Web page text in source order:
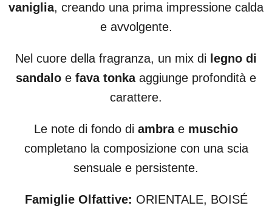
vaniglia, creando una prima impressione calda
e avvolgente.
Nel cuore della fragranza, un mix di legno di
sandalo e fava tonkaaggiunge profondità e
carattere.
Le note di fondo di ambrae muschio
completano la composizione con una scia
sensuale e persistente.
Famiglie Olfattive: ORIENTALE, BOISÉ